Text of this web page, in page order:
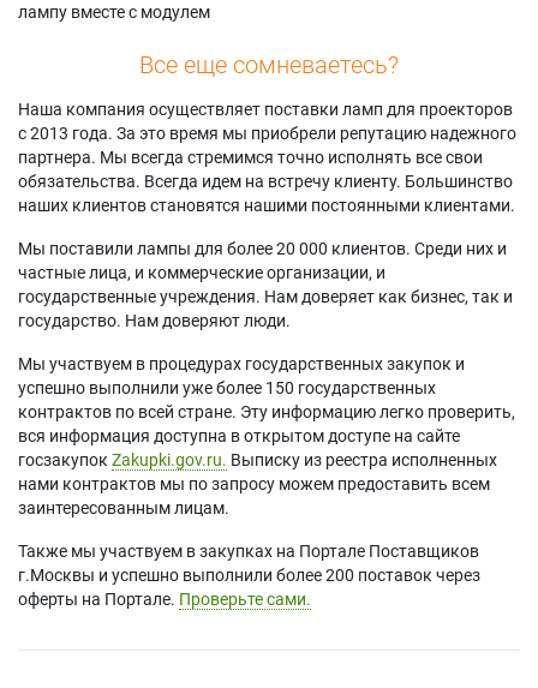
лампу вместе с модулем
Все еще сомневаетесь?
Наша компания осуществляет поставки ламп для проекторов
с 2013 года. За это время мы приобрели репутацию надежного
партнера. Мы всегда стремимся точно исполнять все свои
обязательства. Всегда идем на встречу клиенту. Большинство
наших клиентов становятся нашими постоянными клиентами.
Мы поставили лампы для более 20 000 клиентов. Среди них и
частные лица, и коммерческие организации, и
государственные учреждения. Нам доверяет как бизнес, так и
государство. Нам доверяют люди.
Мы участвуем в процедурах государственных закупок и
успешно выполнили уже более 150 государственных
контрактов по всей стране. Эту информацию легко проверить,
вся информация доступна в открытом доступе на сайте
госзакупок Zakupki.gov.ru. Выписку из реестра исполненных
нами контрактов мы по запросу можем предоставить всем
заинтересованным лицам.
Также мы участвуем в закупках на Портале Поставщиков
г.Москвы и успешно выполнили более 200 поставок через
оферты на Портале. Проверьте сами.